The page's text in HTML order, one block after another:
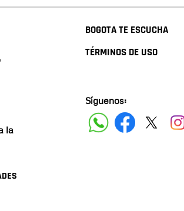
la
BOGOTA TE ESCUCHA
TÉRMINOS DE USO
Síguenos: